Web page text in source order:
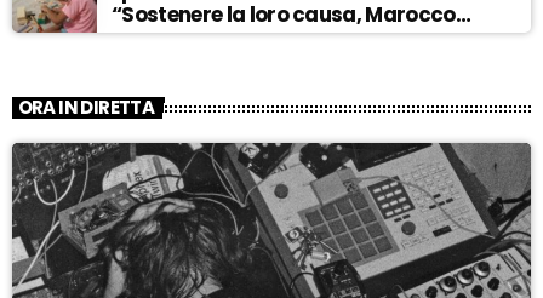
“Sostenere la loro causa, Marocco
sempre più invadente” – ASCOLTA
ORA IN DIRETTA